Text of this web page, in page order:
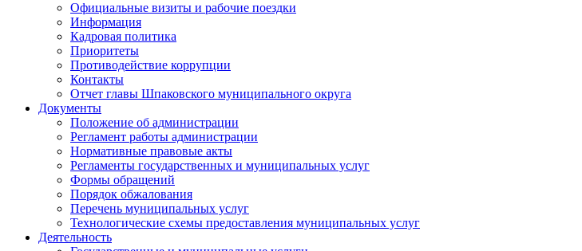
Официальные визиты и рабочие поездки
Информация
Кадровая политика
Приоритеты
Противодействие коррупции
Контакты
Отчет главы Шпаковского муниципального округа
Документы
Положение об администрации
Регламент работы администрации
Нормативные правовые акты
Регламенты государственных и муниципальных услуг
Формы обращений
Порядок обжалования
Перечень муниципальных услуг
Технологические схемы предоставления муниципальных услуг
Деятельность